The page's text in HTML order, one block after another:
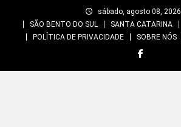
sábado, agosto 08, 2026
SÃO BENTO DO SUL
SANTA CATARINA
POLÍTICA DE PRIVACIDADE
SOBRE NÓS